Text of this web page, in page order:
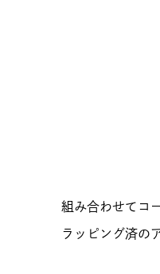
組み合わせてコ
ラッピング済の